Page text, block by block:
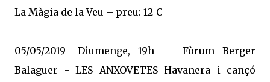
La Màgia de la Veu – preu: 12 €
05/05/2019- Diumenge, 19h - Fòrum Berger
Balaguer - LES ANXOVETES Havanera i cançó